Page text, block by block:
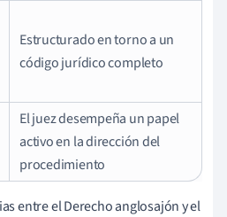
Estructurado en torno a un
código jurídico completo
El juez desempeña un papel
activo en la dirección del
procedimiento
entre el Derecho anglosajón y el